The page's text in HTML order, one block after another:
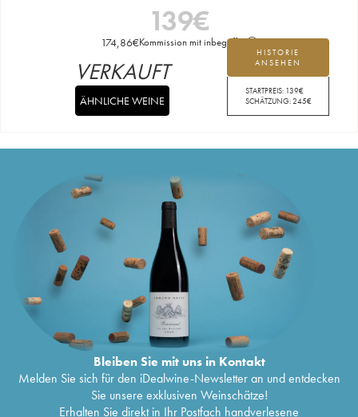
139€
174,86€Kommission mit inbegriffen
HISTORIE
ANSEHEN
STARTPREIS: 139€
SCHÄTZUNG:245€
VERKAUFT
ÄHNLICHE WEINE
Bleiben Sie mit uns in Kontakt
Melden Sie sich für den iDealwine-Newsletter an und entdecken
Sie unsere exklusiven Weinschätze!
Erhalten Sie direkt in Ihr Postfach handverlesene